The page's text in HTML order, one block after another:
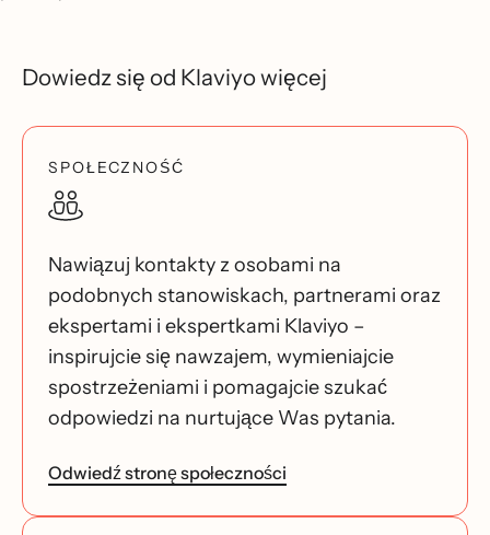
Dowiedz się od Klaviyo więcej
SPOŁECZNOŚĆ
Nawiązuj kontakty z osobami na
podobnych stanowiskach, partnerami oraz
ekspertami i ekspertkami Klaviyo –
inspirujcie się nawzajem, wymieniajcie
spostrzeżeniami i pomagajcie szukać
odpowiedzi na nurtujące Was pytania.
Odwiedź stronę społeczności